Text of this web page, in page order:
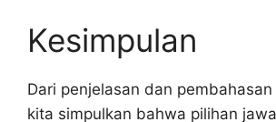
Kesimpulan
Dari penjelasan dan
kita simpulkan bahwa pilihan